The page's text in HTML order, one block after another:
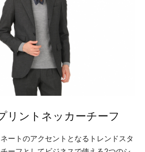
リントネッカーチーフ
ートのアクセントとなるトレンドスタ